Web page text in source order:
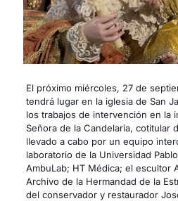
El próximo miércoles, 27 de
tendrá lugar en la iglesia de San
los trabajos de intervención en la
Señora de la Candelaria, cotitular
llevado a cabo por un equipo
laboratorio de la Universidad
AmbuLab; HT Médica; el escultor
Archivo de la Hermandad de la
del conservador y restaurador